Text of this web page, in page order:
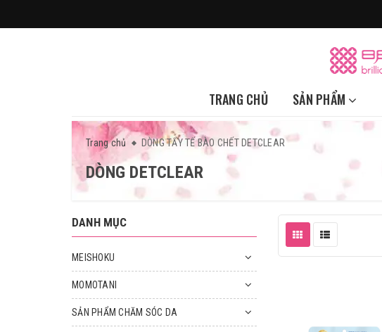
TRANG CHỦ SẢN PHẨM
Trang chủ DÒNG TẨY TẾ BÀO CHẾT DETCLEAR
DÒNG DETCLEAR
DANH MỤC
MEISHOKU
MOMOTANI
SẢN PHẨM CHĂM SÓC DA